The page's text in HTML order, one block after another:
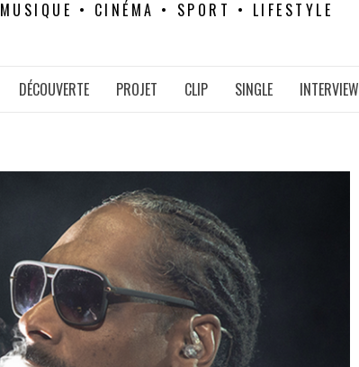
MUSIQUE • CINÉMA • SPORT • LIFESTYLE
DÉCOUVERTE PROJET CLIP SINGLE INTERVIEW